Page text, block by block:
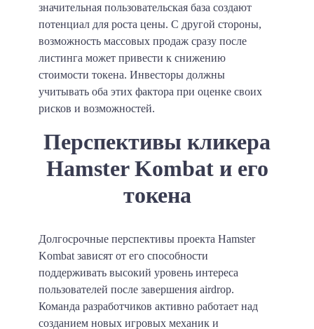
значительная пользовательская база создают
потенциал для роста цены. С другой стороны,
возможность массовых продаж сразу после
листинга может привести к снижению
стоимости токена. Инвесторы должны
учитывать оба этих фактора при оценке своих
рисков и возможностей.
Перспективы кликера
Hamster Kombat и его
токена
Долгосрочные перспективы проекта Hamster
Kombat зависят от его способности
поддерживать высокий уровень интереса
пользователей после завершения airdrop.
Команда разработчиков активно работает над
созданием новых игровых механик и